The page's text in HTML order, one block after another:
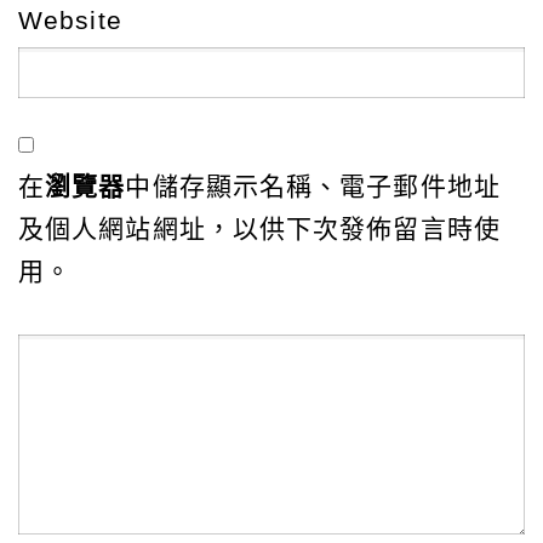
Website
在瀏覽器中儲存顯示名稱、電子郵件地址
及個人網站網址，以供下次發佈留言時使
用。